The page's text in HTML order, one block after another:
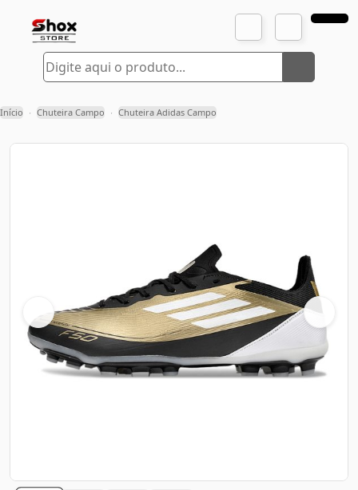
Início › Chuteira Campo › Chuteira Adidas Campo